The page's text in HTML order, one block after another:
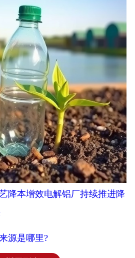
降本增效电解铝厂持续推进降
源是哪里?